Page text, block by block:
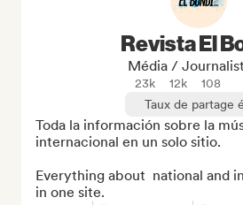
Revista El
Média /
23k 12k
108
Taux de partage
Toda la información sobre la
internacional en un solo sitio.
Everything about  national and
in one site.